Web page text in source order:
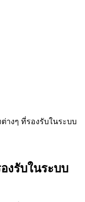
างๆ ที่รองรับในระบบ
งรับในระบบ